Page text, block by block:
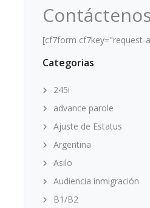
[cf7form cf7key="request-
Categorias
245i
advance parole
Ajuste de Estatus
Argentina
Asilo
Audiencia inmigración
B1/B2